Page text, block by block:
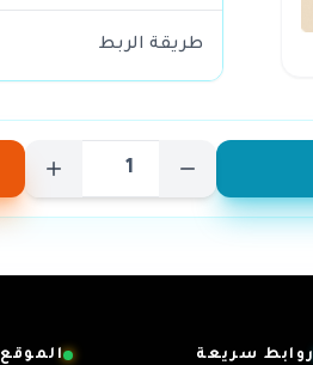
طريقة الربط
روابط سريعة الموقع